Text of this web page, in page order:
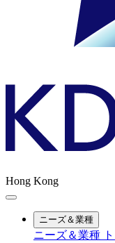
Hong Kong
ニーズ＆業種
ニーズ＆業種